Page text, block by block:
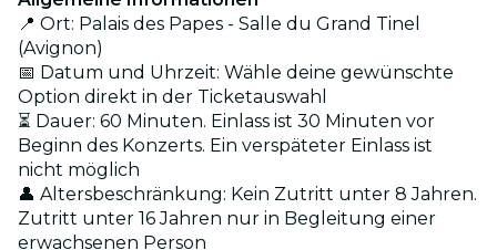
📍 Ort: Palais des Papes - Salle du Grand Tinel
(Avignon)
📅 Datum und Uhrzeit: Wähle deine gewünschte
Option direkt in der Ticketauswahl
⏳ Dauer: 60 Minuten. Einlass ist 30 Minuten vor
Beginn des Konzerts. Ein verspäteter Einlass ist
nicht möglich
👤 Altersbeschränkung: Kein Zutritt unter 8 Jahren.
Zutritt unter 16 Jahren nur in Begleitung einer
erwachsenen Person